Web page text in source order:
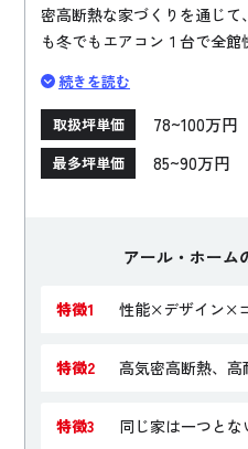
密高断熱な家づくりを通じ
も冬でもエアコン１台で全
に合わせたオリジナルなプラ
望に寄り添い、スタッフ全
続きを読む
取扱坪単価 78~100万円
最多坪単価 85~90万円
アール・ホーム
特徴1 性能×デザイン×
特徴2 高気密高断熱、
特徴3 同じ家は一つとな